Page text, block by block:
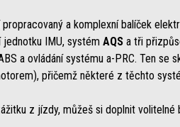
a komplexní balíček
jednotku IMU, systém AQSa tři
a ovládání systému a-PRC. Ten se
přičemž některé z těchto
z jízdy, můžeš si doplnit